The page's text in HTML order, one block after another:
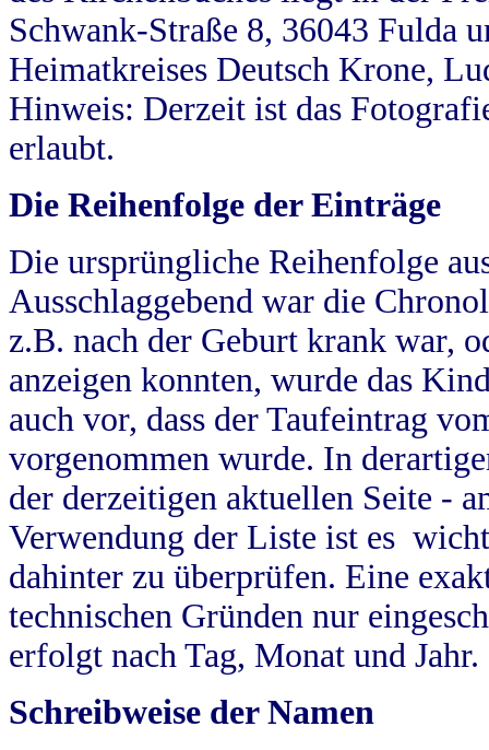
Schwank-Straße 8, 36043 Fulda
Heimatkreises Deutsch Krone,
Hinweis: Derzeit ist das
erlaubt.
Die Reihenfolge der Einträge
Die ursprüngliche Reihenfolge
Ausschlaggebend war die
z.B. nach der Geburt krank war,
anzeigen konnten, wurde das
auch vor, dass der Taufeintrag
vorgenommen wurde. In
der derzeitigen aktuellen Seite -
Verwendung der Liste ist es
dahinter zu überprüfen. Eine
technischen Gründen nur
erfolgt nach Tag, Monat und Jahr.
Schreibweise der Namen